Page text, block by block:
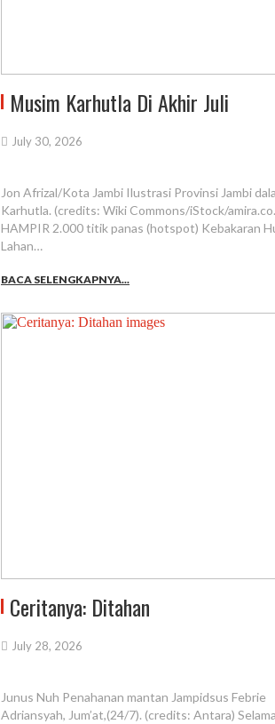
Musim Karhutla Di Akhir Juli
July 30, 2026
Jon Afrizal/Kota Jambi Ilustrasi Provinsi Jambi
Karhutla. (credits: Wiki Commons/iStock/
HAMPIR 2.000 titik panas (hotspot) Kebakaran
Lahan…
BACA SELENGKAPNYA...
Ceritanya: Ditahan
July 28, 2026
Junus Nuh Penahanan mantan Jampidsus Febrie
Adriansyah, Jum’at,(24/7). (credits: Antara)